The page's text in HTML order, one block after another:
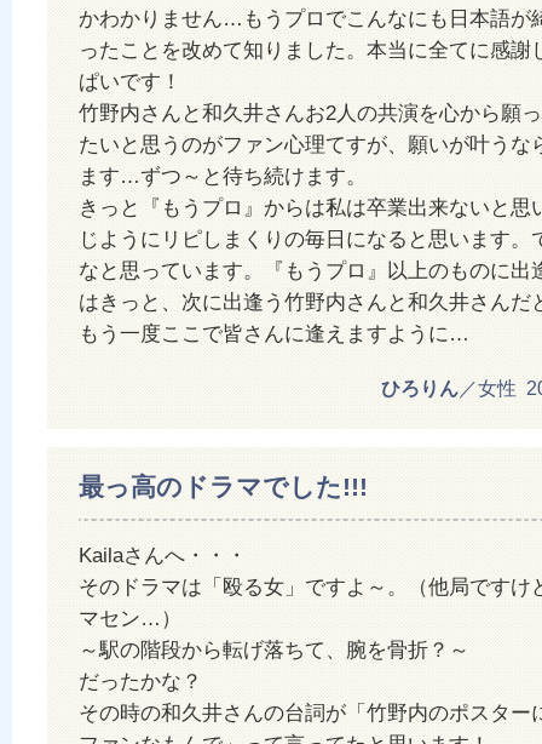
かわかりません…もうプロでこんなにも日本語が
ったことを改めて知りました。本当に全てに感謝
ぱいです！
竹野内さんと和久井さんお2人の共演を心から願
たいと思うのがファン心理てすが、願いが叶うな
ます…ずつ～と待ち続けます。
きっと『もうプロ』からは私は卒業出来ないと思
じようにリピしまくりの毎日になると思います。
なと思っています。『もうプロ』以上のものに
はきっと、次に出逢う竹野内さんと和久井さんだ
もう一度ここで皆さんに逢えますように…
ひろりん／女性
最っ高のドラマでした!!!
Kailaさんへ・・・
そのドラマは「殴る女」ですよ～。（他局ですけ
マセン…）
～駅の階段から転げ落ちて、腕を骨折？～
だったかな？
その時の和久井さんの台詞が「竹野内のポスタ